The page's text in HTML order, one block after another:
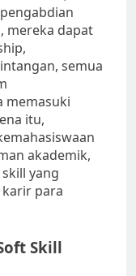
mereka dapat
semua
memasuki
itu,
akademik,
yang
para
Skill